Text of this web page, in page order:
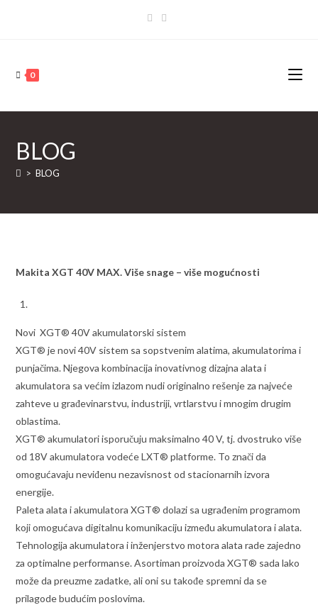
0
BLOG
> BLOG
Makita XGT 40V MAX. Više snage – više mogućnosti
Novi XGT® 40V akumulatorski sistem
XGT® je novi 40V sistem sa sopstvenim alatima, akumulatorima i
punjačima. Njegova kombinacija inovativnog dizajna alata i
akumulatora sa većim izlazom nudi originalno rešenje za najveće
zahteve u građevinarstvu, industriji, vrtlarstvu i mnogim drugim
oblastima.
XGT® akumulatori isporučuju maksimalno 40 V, tj. dvostruko više
od 18V akumulatora vodeće LXT® platforme. To znači da
omogućavaju neviđenu nezavisnost od stacionarnih izvora
energije.
Paleta alata i akumulatora XGT® dolazi sa ugrađenim programom
koji omogućava digitalnu komunikaciju između akumulatora i alata.
Tehnologija akumulatora i inženjerstvo motora alata rade zajedno
za optimalne performanse. Asortiman proizvoda XGT® sada lako
može da preuzme zadatke, ali oni su takođe spremni da se
prilagode budućim poslovima.